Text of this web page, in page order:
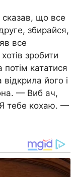
що все
збирайся,
все
зробити
кататися
його і
— Виб ач,
Я тебе кохаю. —